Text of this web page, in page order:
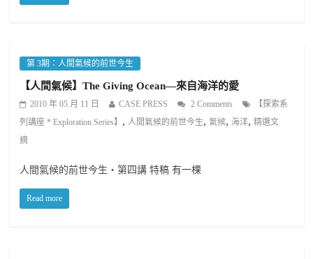
第 3期：人間氣候的前世今生
【人間氣候】The Giving Ocean—來自海洋的愛
2010 年 05 月 11 日 CASE PRESS 2 Comments
【探索系
列講座 * Exploration Series】 , 人間氣候的前世今生,氣候, 海洋,精選文
摘
人間氣候的前世今生‧第四講 特稿 有一棵
Read more